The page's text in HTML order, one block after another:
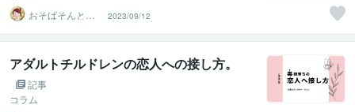
おそばそんとタ
ロット
2023/09/12
アダルトチルドレンの恋人への接し方。
記事
コラム